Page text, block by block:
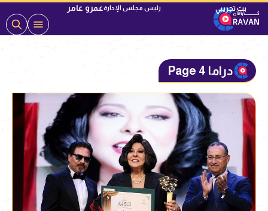
رئيس مجلس الإدارةعمرو عامر
دراما Page 4